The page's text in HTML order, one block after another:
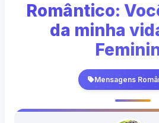
Romântico:
da minha
Mensagens